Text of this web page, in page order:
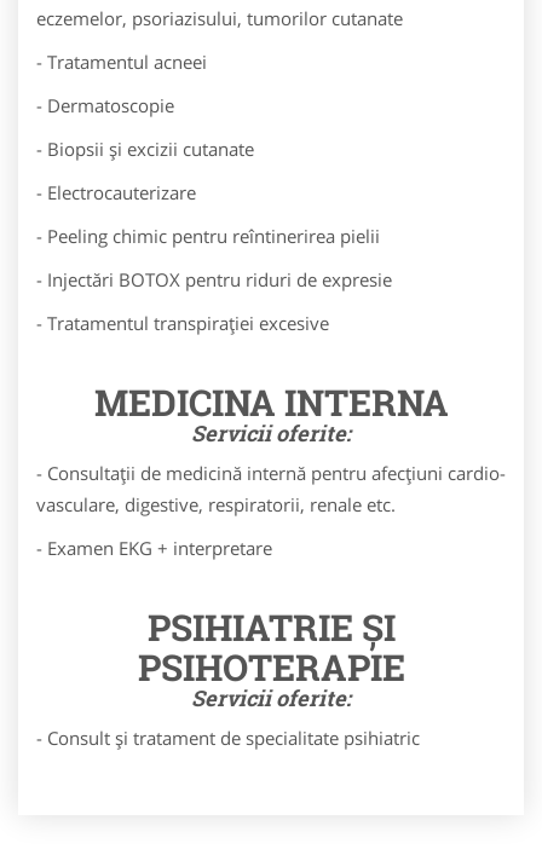
eczemelor, psoriazisului, tumorilor cutanate
- Tratamentul acneei
- Dermatoscopie
- Biopsii și excizii cutanate
- Electrocauterizare
- Peeling chimic pentru reîntinerirea pielii
- Injectări BOTOX pentru riduri de expresie
- Tratamentul transpirației excesive
MEDICINA INTERNA
Servicii oferite:
- Consultații de medicină internă pentru afecțiuni cardio-
vasculare, digestive, respiratorii, renale etc.
- Examen EKG + interpretare
PSIHIATRIE ȘI
PSIHOTERAPIE
Servicii oferite:
- Consult și tratament de specialitate psihiatric